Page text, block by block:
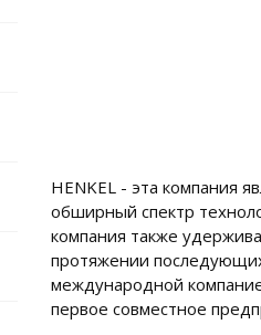
HENKEL - эта компания
обширный спектр
компания также
протяжении
международной
первое совместное